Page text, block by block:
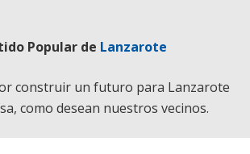
Popular de Lanzarote
construir un futuro para Lanzarote
como desean nuestros vecinos.